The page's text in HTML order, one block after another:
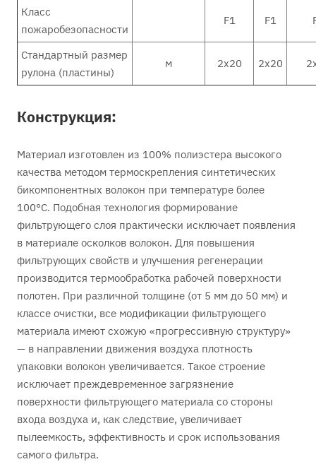
Класс
пожаробезопасности
F1 F1
Стандартный размер
рулона (пластины)
м 2х20 2х20
Конструкция:
Материал изготовлен из 100% полиэстера высокого
качества методом термоскрепления синтетических
бикомпонентных волокон при температуре более
100°С. Подобная технология формирование
фильтрующего слоя практически исключает появления
в материале осколков волокон. Для повышения
фильтрующих свойств и улучшения регенерации
производится термообработка рабочей поверхности
полотен. При различной толщине (от 5 мм до 50 мм) и
классе очистки, все модификации фильтрующего
материала имеют схожую «прогрессивную структуру»
— в направлении движения воздуха плотность
упаковки волокон увеличивается. Такое строение
исключает преждевременное загрязнение
поверхности фильтрующего материала со стороны
входа воздуха и, как следствие, увеличивает
пылеемкость, эффективность и срок использования
самого фильтра.